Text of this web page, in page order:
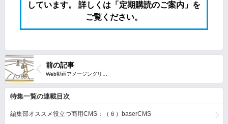
しています。 詳しくは「定期購読のご案内」を
ご覧ください。
前の記事
特集一覧の連載目次
編集部オススメ役立つ商用CMS：（６）baserCMS